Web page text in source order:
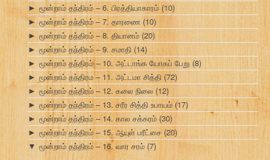
► மூன்றாம் தந்திரம் – 6. பிரத்தியாகாரம் (10)
► மூன்றாம் தந்திரம் – 7. தாரணை (10)
► மூன்றாம் தந்திரம் – 8. தியானம் (20)
► மூன்றாம் தந்திரம் – 9. சமாதி (14)
► மூன்றாம் தந்திரம் – 10. அட்டாங்க யோகப் பேறு (8)
► மூன்றாம் தந்திரம – 11. அட்டமா சித்தி (72)
► மூன்றாம் தந்திரம் – 12. கலை நிலை (12)
► மூன்றாம் தந்திரம் – 13. சரீர சித்தி உபாயம் (17)
► மூன்றாம் தந்திரம் – 14. கால சக்கரம் (30)
► மூன்றாம் தந்திரம் – 15. ஆயுள் பரீட்சை (20)
▼ மூன்றாம் தந்திரம் – 16. வார சரம் (7)